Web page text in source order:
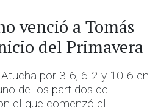
venció a Tomás
del Primavera
por 3-6, 6-2 y 10-6 en
de los partidos de
el que comenzó el